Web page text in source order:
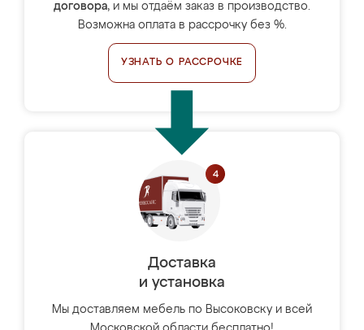
договора, и мы отдаём заказ в производство.
Возможна оплата в рассрочку без %.
УЗНАТЬ О РАССРОЧКЕ
Доставка
и установка
Мы доставляем мебель по Высоковску и всей